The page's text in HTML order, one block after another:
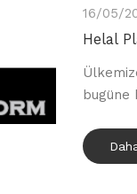
16/05/
Helal